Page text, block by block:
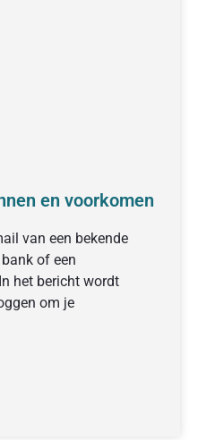
en voorkomen
van een bekende
of een
het bericht wordt
om je